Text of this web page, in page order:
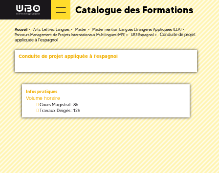
Catalogue des Formations
Accueil Arts, Lettres, Langues Master
Master mention Langues Etrangères Appliquées (LEA)
Parcours Management de Projets Internationaux Multilingues (MPI)
UE3 Espagnol
Conduite de projet
appliquée à l'espagnol
Conduite de projet appliquée à l'espagnol
Infos pratiques
Volume horaire
Cours Magistral : 8h
Travaux Dirigés : 12h